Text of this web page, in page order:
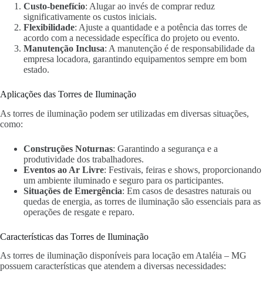
Custo-benefício: Alugar ao invés de comprar reduz
significativamente os custos iniciais.
Flexibilidade: Ajuste a quantidade e a potência das torres de
acordo com a necessidade específica do projeto ou evento.
Manutenção Inclusa: A manutenção é de responsabilidade da
empresa locadora, garantindo equipamentos sempre em bom
estado.
Aplicações das Torres de Iluminação
As torres de iluminação podem ser utilizadas em diversas situações,
como:
Construções Noturnas: Garantindo a segurança e a
produtividade dos trabalhadores.
Eventos ao Ar Livre: Festivais, feiras e shows, proporcionando
um ambiente iluminado e seguro para os participantes.
Situações de Emergência: Em casos de desastres naturais ou
quedas de energia, as torres de iluminação são essenciais para as
operações de resgate e reparo.
Características das Torres de Iluminação
As torres de iluminação disponíveis para locação em Ataléia – MG
possuem características que atendem a diversas necessidades: